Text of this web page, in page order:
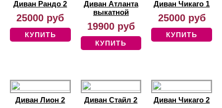
Диван Рандо 2
25000 руб
КУПИТЬ
Диван Атланта
выкатной
19900 руб
КУПИТЬ
Диван Чикаго 1
25000 руб
КУПИТЬ
Диван Лион 2 Диван Стайл 2 Диван Чикаго 2